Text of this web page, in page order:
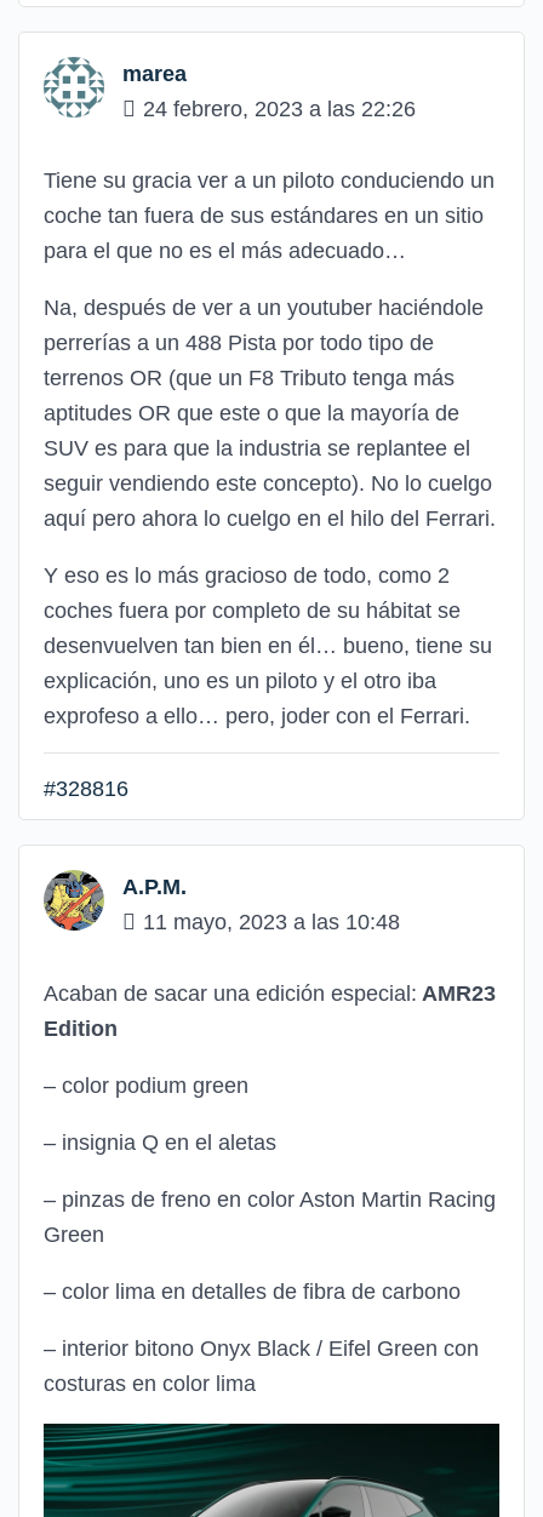
marea
24 febrero, 2023 a las 22:26
Tiene su gracia ver a un piloto conduciendo un
coche tan fuera de sus estándares en un sitio
para el que no es el más adecuado…
Na, después de ver a un youtuber haciéndole
perrerías a un 488 Pista por todo tipo de
terrenos OR (que un F8 Tributo tenga más
aptitudes OR que este o que la mayoría de
SUV es para que la industria se replantee el
seguir vendiendo este concepto). No lo cuelgo
aquí pero ahora lo cuelgo en el hilo del Ferrari.
Y eso es lo más gracioso de todo, como 2
coches fuera por completo de su hábitat se
desenvuelven tan bien en él… bueno, tiene su
explicación, uno es un piloto y el otro iba
exprofeso a ello… pero, joder con el Ferrari.
#328816
A.P.M.
11 mayo, 2023 a las 10:48
Acaban de sacar una edición especial: AMR23
Edition
– color podium green
– insignia Q en el aletas
– pinzas de freno en color Aston Martin Racing
Green
– color lima en detalles de fibra de carbono
– interior bitono Onyx Black / Eifel Green con
costuras en color lima